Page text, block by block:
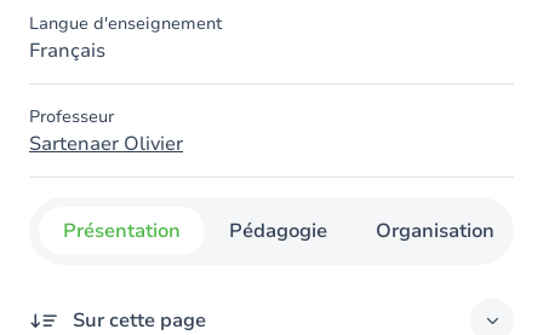
Langue d'enseignement
Français
Professeur
Sartenaer Olivier
Présentation Pédagogie Organisation
Sur cette page